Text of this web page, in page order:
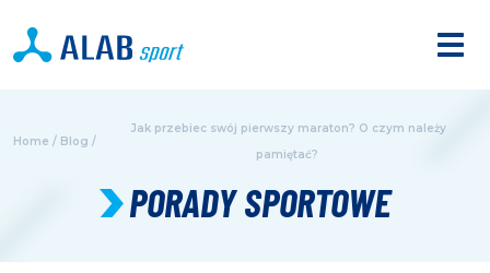
Home / Blog /
Jak przebiec swój pierwszy maraton? O czym należy
pamiętać?
PORADY SPORTOWE